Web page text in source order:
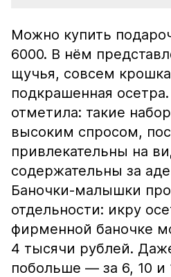
Можно купить
6000. В нём
щучья, совсем
подкрашенная
отметила: такие
высоким спросом,
привлекательны на
содержательны за
Баночки-малышки
отдельности: икру
фирменной баночке
4 тысячи рублей.
побольше — за 6, 10 и